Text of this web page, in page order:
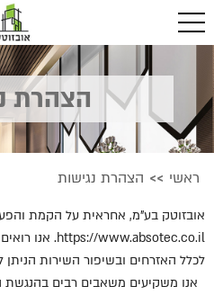
הצהרת
ראשי >> הצהרת נגישות
אובזוטק בע"מ, אחראית על הקמת
https://www.absotec.co.il. אנו
לכלל האזרחים ובשיפור השירות הניתן
אנו משקיעים משאבים רבים בהנגשת